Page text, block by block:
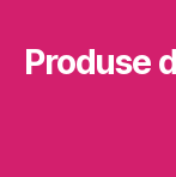
Produse